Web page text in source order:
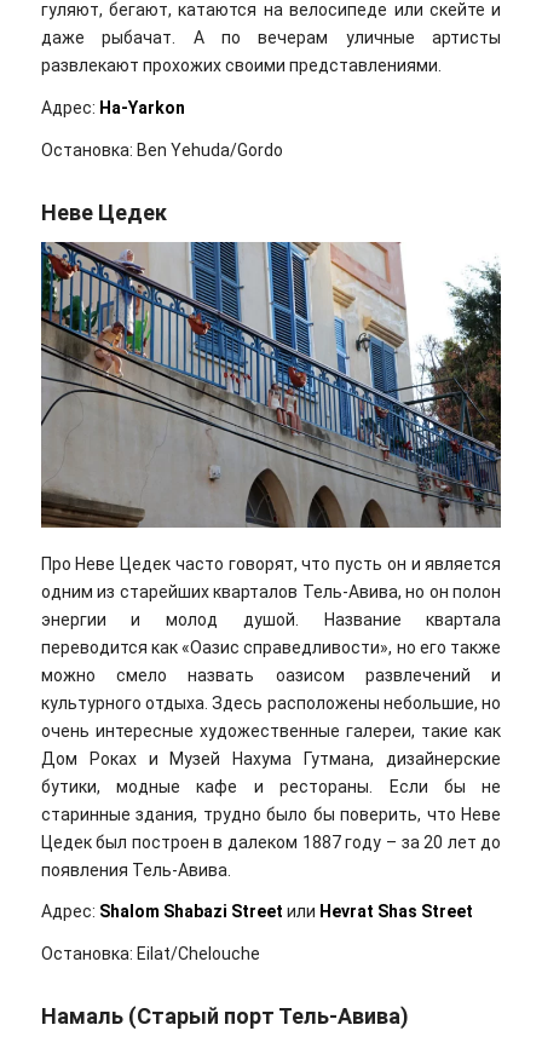
гуляют, бегают, катаются на велосипеде или скейте и
даже рыбачат. А по вечерам уличные артисты
развлекают прохожих своими представлениями.
Адрес: Ha-Yarkon
Остановка: Ben Yehuda/Gordo
Неве Цедек
Про Неве Цедек часто говорят, что пусть он и является
одним из старейших кварталов Тель-Авива, но он полон
энергии и молод душой. Название квартала
переводится как «Оазис справедливости», но его также
можно смело назвать оазисом развлечений и
культурного отдыха. Здесь расположены небольшие, но
очень интересные художественные галереи, такие как
Дом Роках и Музей Нахума Гутмана, дизайнерские
бутики, модные кафе и рестораны. Если бы не
старинные здания, трудно было бы поверить, что Неве
Цедек был построен в далеком 1887 году – за 20 лет до
появления Тель-Авива.
Адрес: Shalom Shabazi Street или Hevrat Shas Street
Остановка: Eilat/Chelouche
Намаль (Старый порт Тель-Авива)